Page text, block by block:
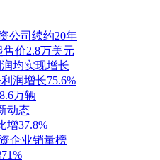
公司续约20年
价2.8万美元
均实现增长
润增长75.6%
万辆
动态
增37.8%
企业销量榜